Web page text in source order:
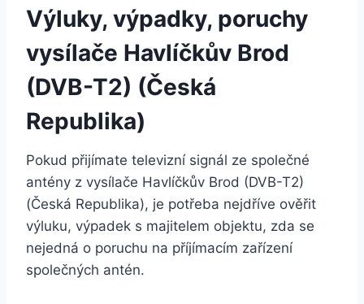
Výluky, výpadky, poruchy
vysílače Havlíčkův Brod
(DVB-T2) (Česká
Republika)
Pokud přijímate televizní signál ze společné
antény z vysílače Havlíčkův Brod (DVB-T2)
(Česká Republika), je potřeba nejdříve ověřit
výluku, výpadek s majitelem objektu, zda se
nejedná o poruchu na příjímacím zařízení
společných antén.